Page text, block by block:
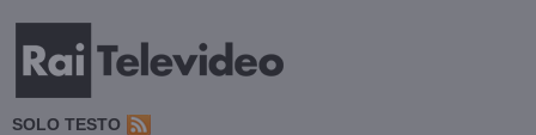
SOLO TESTO